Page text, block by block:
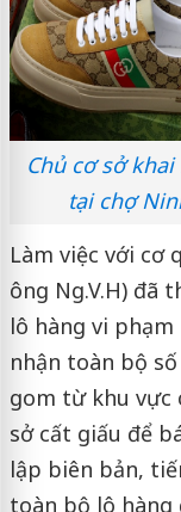
Chủ cơ sở
tại chợ
Làm việc với cơ
ông Ng.V.H) đã
lô hàng vi
nhận toàn bộ
gom từ khu vực
sở cất giấu để
lập biên bản,
toàn bộ lô hàng